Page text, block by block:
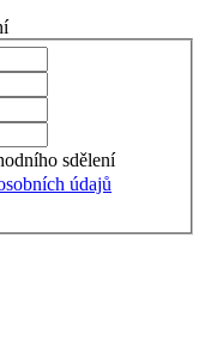
sdělení
údajů